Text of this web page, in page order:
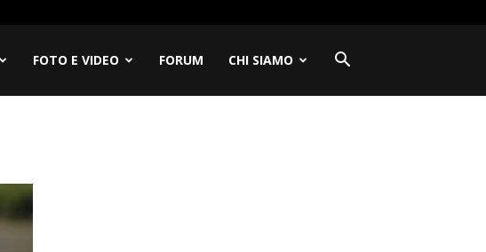
FOTO E VIDEO FORUM CHI SIAMO